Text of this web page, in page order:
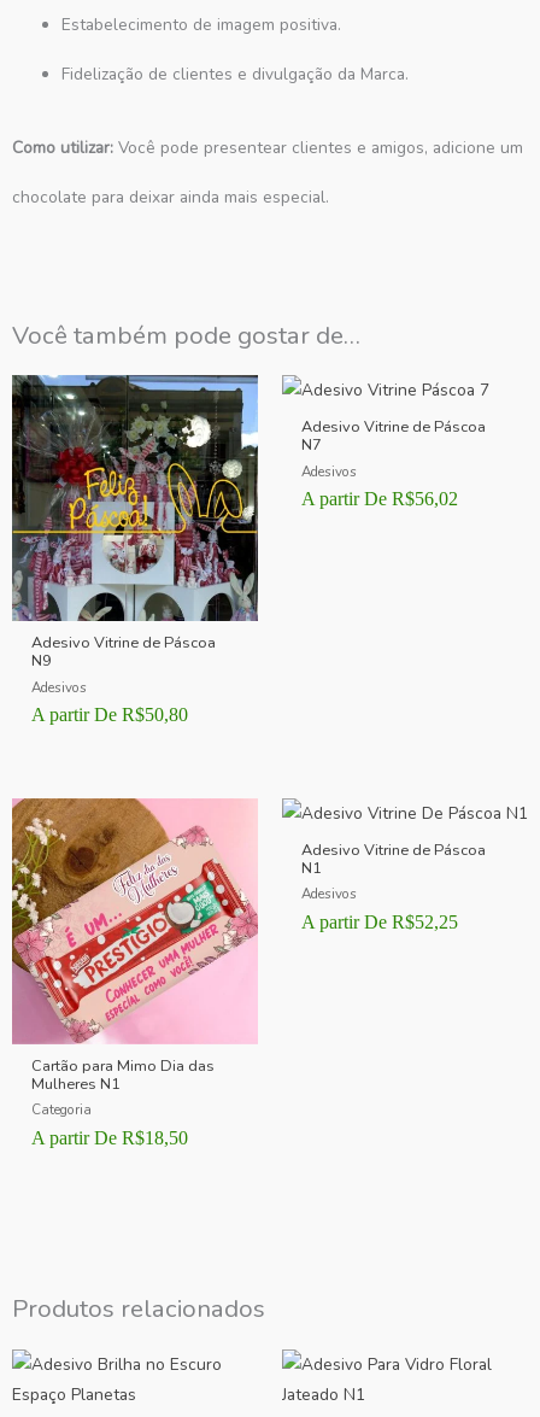
Estabelecimento de imagem positiva.
Fidelização de clientes e divulgação da Marca.
Como utilizar: Você pode presentear clientes e amigos, adicione um
chocolate para deixar ainda mais especial.
Você também pode gostar de…
Adesivo Vitrine de Páscoa
N9
Adesivos
A partir De R$50,80
Adesivo Vitrine de Páscoa
N7
Adesivos
A partir De R$56,02
Cartão para Mimo Dia das
Mulheres N1
Categoria
A partir De R$18,50
Adesivo Vitrine de Páscoa
N1
Adesivos
A partir De R$52,25
Produtos relacionados